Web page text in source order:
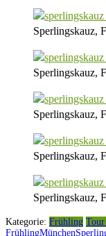
Sperlingskauz,
Sperlingskauz,
Sperlingskauz,
Sperlingskauz,
Sperlingskauz,
Kategorie: Frühling
FrühlingMünchen